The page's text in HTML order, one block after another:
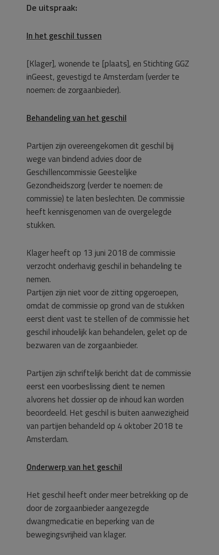
De uitspraak:
In het geschil tussen
[Klager], wonende te [plaats], en Stichting GGZ
inGeest, gevestigd te Amsterdam (verder te
noemen: de zorgaanbieder).
Behandeling van het geschil
Partijen zijn overeengekomen dit geschil bij
wege van bindend advies door de
Geschillencommissie Geestelijke
Gezondheidszorg (verder te noemen: de
commissie) te laten beslechten. De commissie
heeft kennisgenomen van de overgelegde
stukken.
Klager heeft op 13 juni 2018 de commissie
verzocht onderhavig geschil in behandeling te
nemen.
Partijen zijn niet voor de zitting opgeroepen,
omdat de commissie op grond van de stukken
eerst dient vast te stellen of de commissie het
geschil inhoudelijk kan behandelen, gelet op de
bezwaren van de zorgaanbieder.
Partijen zijn schriftelijk bericht dat de commissie
eerst een voorbeslissing dient te nemen
alvorens het dossier op de inhoud kan worden
beoordeeld. Het geschil is buiten aanwezigheid
van partijen behandeld op 4 oktober 2018 te
Amsterdam.
Onderwerp van het geschil
Het geschil heeft onder meer betrekking op de
door de zorgaanbieder aangezegde
dwangmedicatie en beperking van de
bewegingsvrijheid van klager.